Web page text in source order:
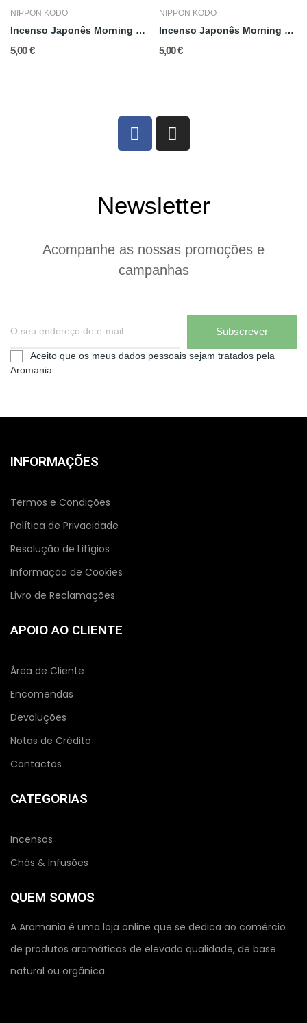
NIPPON KODO
Incenso Japonês Morning Star: Chá Verde
5,00 €
NIPPON KODO
Incenso Japonês Morning Star: Frankincense
5,00 €
Newsletter
Acompanhe as nossas promoções e
campanhas
Subscrever
Aceito que os meus dados pessoais sejam tratados pela
Aromania
INFORMAÇÕES
Termos e Condições
Política de Privacidade
Resolução de Litígios
Informação de Cookies
Livro de Reclamações
APOIO AO CLIENTE
Área de Cliente
Encomendas
Devoluções
Notas de Crédito
Contactos
CATEGORIAS
Incensos
Chás & Infusões
QUEM SOMOS
A Aromania é uma loja online que se dedica ao comércio
de produtos aromáticos de elevada qualidade, de base
natural ou orgânica.